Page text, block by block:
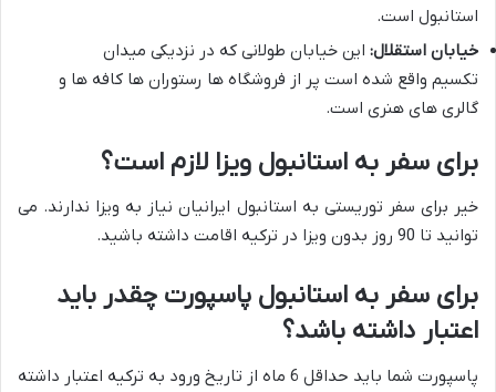
استانبول است.
خیابان استقلال: این خیابان طولانی که در نزدیکی میدان
تکسیم واقع شده است پر از فروشگاه ها رستوران ها کافه ها و
گالری های هنری است.
برای سفر به استانبول ویزا لازم است؟
خیر برای سفر توریستی به استانبول ایرانیان نیاز به ویزا ندارند. می
توانید تا 90 روز بدون ویزا در ترکیه اقامت داشته باشید.
برای سفر به استانبول پاسپورت چقدر باید
اعتبار داشته باشد؟
پاسپورت شما باید حداقل 6 ماه از تاریخ ورود به ترکیه اعتبار داشته